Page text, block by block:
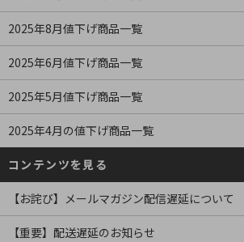
2025年8月値下げ商品一覧
2025年6月値下げ商品一覧
2025年5月値下げ商品一覧
2025年4月の値下げ商品一覧
コンテンツを見る
【お詫び】メールマガジン配信遅延について
【重要】配送遅延のお知らせ